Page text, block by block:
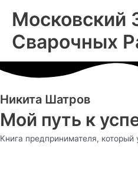
Московский
Сварочных
Никита Шатров
Мой путь к
Книга предпринимателя,